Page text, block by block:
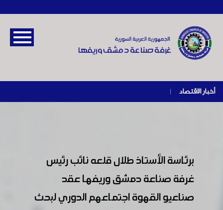
أخبار الاقتصاد |
برئاسة الأستاذ طلال قلعه نائب رئيس
غرفة صناعة دمشق وريفها عقد
صناعيو القهوة اجتماعهم الدوري لبحث